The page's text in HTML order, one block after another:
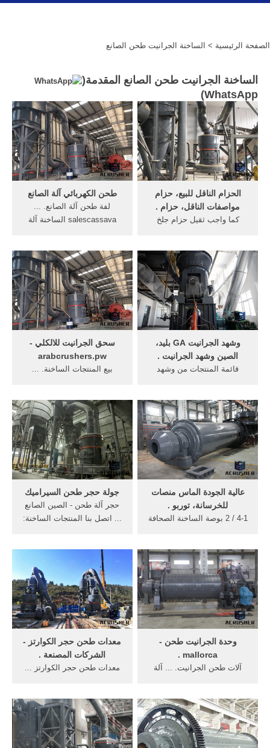
الصفحة الرئيسية > الساخنة الجرانيت طحن الصانع
الساخنة الجرانيت طحن الصانع المقدمة(
WhatsApp
)
طحن الكهربائي آلة الصانع
لفة طحن آلة الصانع. ...
salescassava الساخنة آلة
الحزام الناقل للبيع، حزام
مواصفات الناقل، حزام .
كما واجب ثقيل حزام جلخ
... حجر الجرانيت ...
سحق الجرانيت للالكلي -
arabcrushers.pw
بيع المنتجات الساخنة. ...
تعدين طحن.
وشهد الجرانيت GA بليد،
الصين وشهد الجرانيت .
قائمة المنتجات من وشهد
وشهد الجرانيت ga ...
جولة حجر طحن السيراميك
حجر آلة طحن - الصين الصانع
... اتصل بنا المنتجات الساخنة:
عالية الجودة الماس منصات
للخرسانة، توربو .
4-1 / 2 بوصة الساخنة الصحافة
منصات الماس ...
معدات طحن حجر الكوارتز -
الشركات المصنعة .
معدات طحن حجر الكوارتز ...
الصانع ...
وحدة الجرانيت طحن -
mallorca .
آلات طحن الجرانيت. ... آلة
طاحونة، هو أي ...